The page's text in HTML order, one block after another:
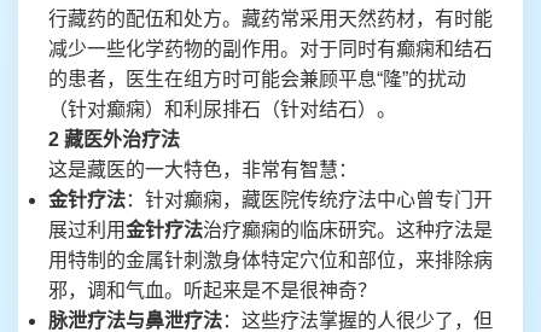
行藏药的配伍和处方。藏药常采用天然药材，有时能
减少一些化学药物的副作用。对于同时有癫痫和结石
的患者，医生在组方时可能会兼顾平息“隆”的扰动
（针对癫痫）和利尿排石（针对结石）。
2 藏医外治疗法
这是藏医的一大特色，非常有智慧：
金针疗法：针对癫痫，藏医院传统疗法中心曾专门开
展过利用金针疗法治疗癫痫的临床研究。这种疗法是
用特制的金属针刺激身体特定穴位和部位，来排除病
邪，调和气血。听起来是不是很神奇？
脉泄疗法与鼻泄疗法：这些疗法掌握的人很少了，但